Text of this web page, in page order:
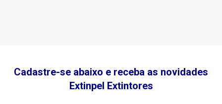
Cadastre-se abaixo e receba as novidades
Extinpel Extintores